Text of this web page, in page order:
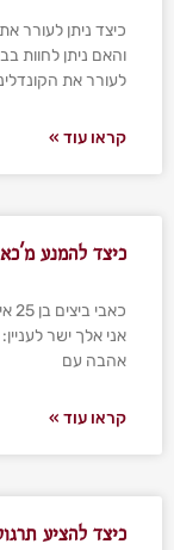
כיצד ניתן לעורר
והאם ניתן לחוות
לעורר את
קראו עוד »
כיצד להמנע
אני אלך ישר
אהבה עם
קראו עוד »
כיצד להציע